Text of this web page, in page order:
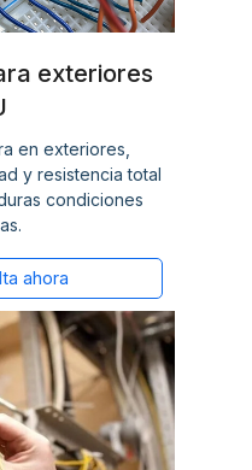
exteriores
en exteriores,
y resistencia total
condiciones
ahora